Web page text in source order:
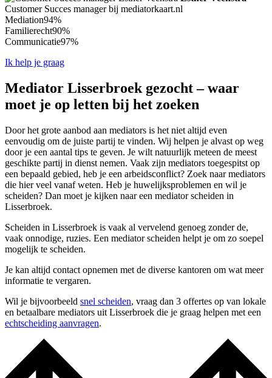
Customer Succes manager bij mediatorkaart.nl
Mediation94%
Familierecht90%
Communicatie97%
Ik help je graag
Mediator Lisserbroek gezocht – waar
moet je op letten bij het zoeken
Door het grote aanbod aan mediators is het niet altijd even
eenvoudig om de juiste partij te vinden. Wij helpen je alvast op weg
door je een aantal tips te geven. Je wilt natuurlijk meteen de meest
geschikte partij in dienst nemen. Vaak zijn mediators toegespitst op
een bepaald gebied, heb je een arbeidsconflict? Zoek naar mediators
die hier veel vanaf weten. Heb je huwelijksproblemen en wil je
scheiden? Dan moet je kijken naar een mediator scheiden in
Lisserbroek.
Scheiden in Lisserbroek is vaak al vervelend genoeg zonder de,
vaak onnodige, ruzies. Een mediator scheiden helpt je om zo soepel
mogelijk te scheiden.
Je kan altijd contact opnemen met de diverse kantoren om wat meer
informatie te vergaren.
Wil je bijvoorbeeld snel scheiden, vraag dan 3 offertes op van lokale
en betaalbare mediators uit Lisserbroek die je graag helpen met een
echtscheiding aanvragen.